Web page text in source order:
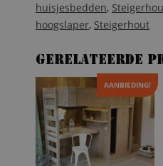
huisjesbedden,
hoogslaper, Steigerhout
Gerelateerde
AANBIEDING!